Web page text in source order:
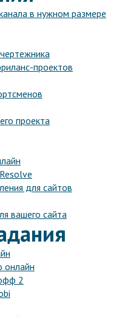
в нужном размере
проектов
проекта
для сайтов
вашего сайта
онлайн
2